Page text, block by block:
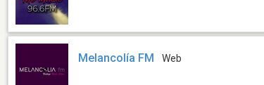
Melancolía FM Web